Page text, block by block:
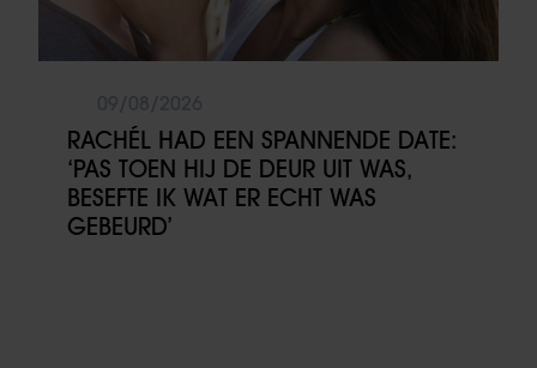
RACHÉL HAD EEN SPANNENDE DATE:
‘PAS TOEN HIJ DE DEUR UIT WAS,
BESEFTE IK WAT ER ECHT WAS
GEBEURD’